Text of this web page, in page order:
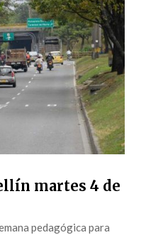
martes 4 de
pedagógica para